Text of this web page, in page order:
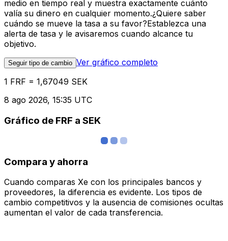
medio en tiempo real y muestra exactamente cuánto
valía su dinero en cualquier momento.¿Quiere saber
cuándo se mueve la tasa a su favor?Establezca una
alerta de tasa y le avisaremos cuando alcance tu
objetivo.
Seguir tipo de cambio Ver gráfico completo
1 FRF = 1,67049 SEK
8 ago 2026, 15:35 UTC
Gráfico de FRF a SEK
Compara y ahorra
Cuando comparas Xe con los principales bancos y
proveedores, la diferencia es evidente. Los tipos de
cambio competitivos y la ausencia de comisiones ocultas
aumentan el valor de cada transferencia.